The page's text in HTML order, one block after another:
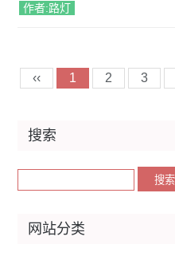
作者:路灯
‹‹ 1 2 3
搜索
网站分类